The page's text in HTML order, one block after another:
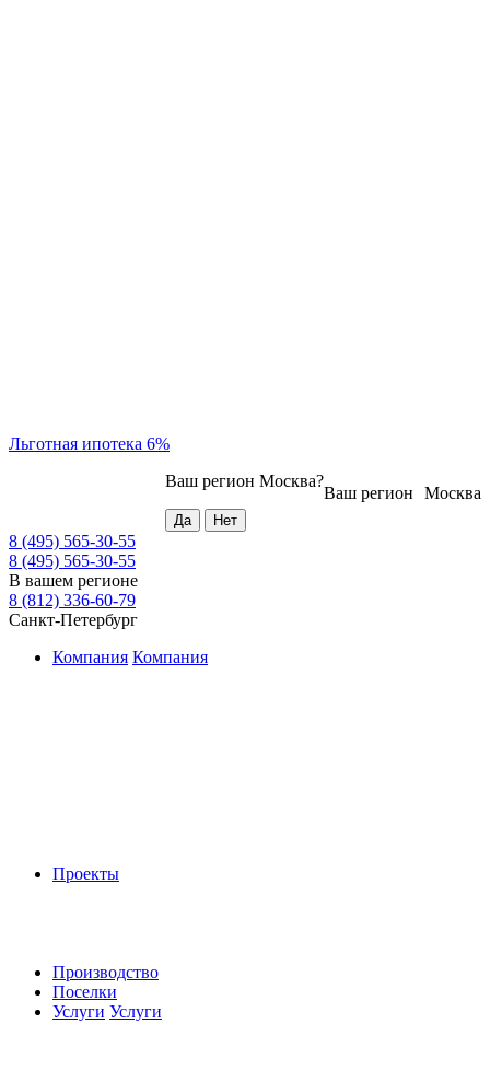
Льготная ипотека 6%
Москва
Ваш регион
Ваш регион Москва?
8 (495) 565-30-55
8 (495) 565-30-55
В вашем регионе
8 (812) 336-60-79
Санкт-Петербург
Компания Компания
Проекты
Производство
Поселки
Услуги Услуги